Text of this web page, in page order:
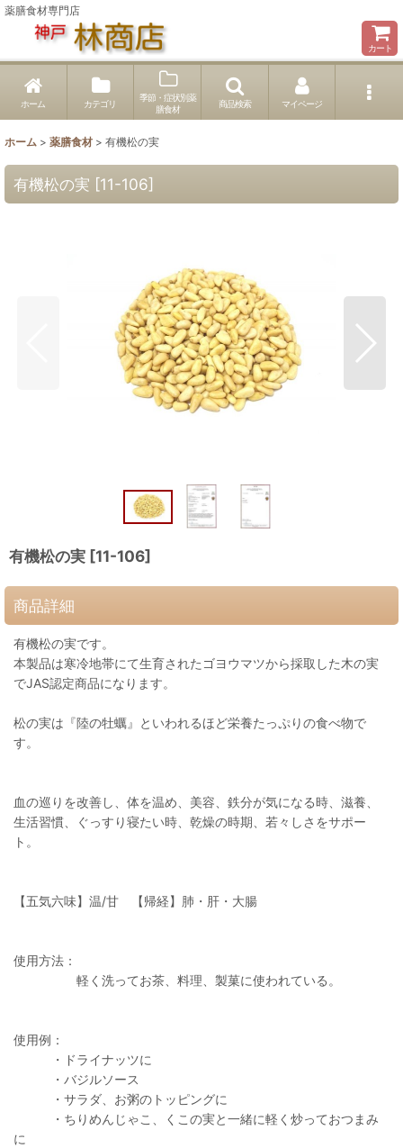
薬膳食材専門店
カート
ホーム カテゴリ
季節・症状別薬
膳食材
商品検索 マイページ
ホーム > 薬膳食材 > 有機松の実
有機松の実 [11-106]
有機松の実 [11-106]
商品詳細
有機松の実です。
本製品は寒冷地帯にて生育されたゴヨウマツから採取した木の実
でJAS認定商品になります。
松の実は『陸の牡蠣』といわれるほど栄養たっぷりの食べ物で
す。
血の巡りを改善し、体を温め、美容、鉄分が気になる時、滋養、
生活習慣、ぐっすり寝たい時、乾燥の時期、若々しさをサポー
ト。
【五気六味】温/甘 【帰経】肺・肝・大腸
使用方法：
軽く洗ってお茶、料理、製菓に使われている。
使用例：
・ドライナッツに
・バジルソース
・サラダ、お粥のトッピングに
・ちりめんじゃこ、くこの実と一緒に軽く炒っておつまみ
に